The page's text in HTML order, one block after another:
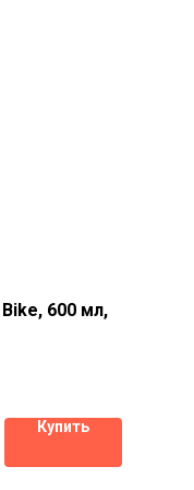
600 мл,
Купить